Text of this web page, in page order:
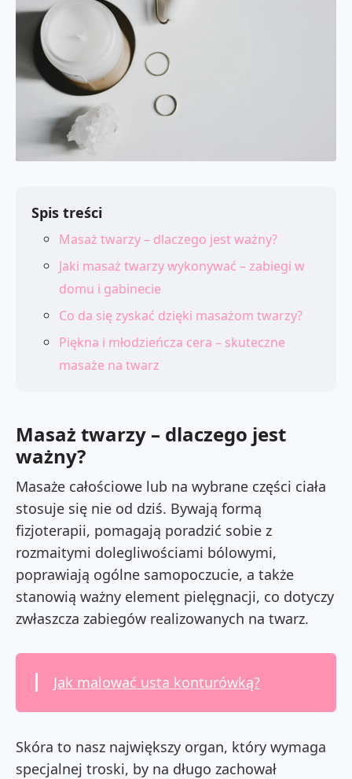
Spis treści
Masaż twarzy – dlaczego jest ważny?
Jaki masaż twarzy wykonywać – zabiegi w
domu i gabinecie
Co da się zyskać dzięki masażom twarzy?
Piękna i młodzieńcza cera – skuteczne
masaże na twarz
Masaż twarzy – dlaczego jest
ważny?
Masaże całościowe lub na wybrane części ciała
stosuje się nie od dziś. Bywają formą
fizjoterapii, pomagają poradzić sobie z
rozmaitymi dolegliwościami bólowymi,
poprawiają ogólne samopoczucie, a także
stanowią ważny element pielęgnacji, co dotyczy
zwłaszcza zabiegów realizowanych na twarz.
Jak malować usta konturówką?
Skóra to nasz największy organ, który wymaga
specjalnej troski, by na długo zachował